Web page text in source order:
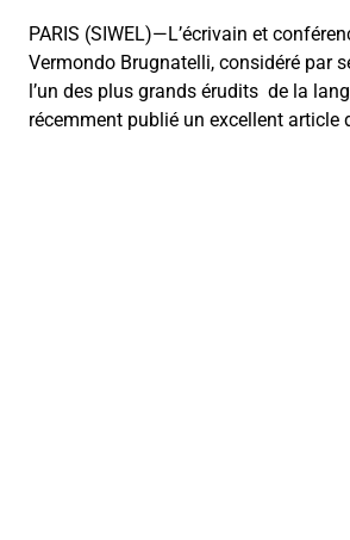
PARIS (SIWEL)—L’écrivain et
Vermondo Brugnatelli, considéré par
l’un des plus grands érudits de la
récemment publié un excellent article